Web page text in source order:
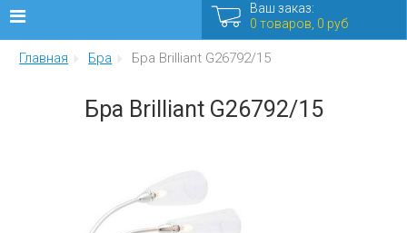
Люстры
Ваш заказ:
0 товаров, 0 руб
Главная Бра Бра Brilliant G26792/15
Бра Brilliant G26792/15